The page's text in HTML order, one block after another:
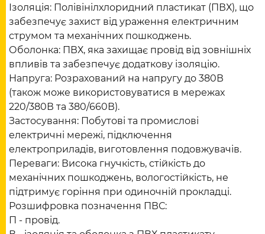
Ізоляція: Полівінілхлоридний пластикат (ПВХ), що
забезпечує захист від ураження електричним
струмом та механічних пошкоджень.
Оболонка: ПВХ, яка захищає провід від зовнішніх
впливів та забезпечує додаткову ізоляцію.
Напруга: Розрахований на напругу до 380В
(також може використовуватися в мережах
220/380В та 380/660В).
Застосування: Побутові та промислові
електричні мережі, підключення
електроприладів, виготовлення подовжувачів.
Переваги: Висока гнучкість, стійкість до
механічних пошкоджень, вологостійкість, не
підтримує горіння при одиночній прокладці.
Розшифровка позначення ПВС:
П - провід.